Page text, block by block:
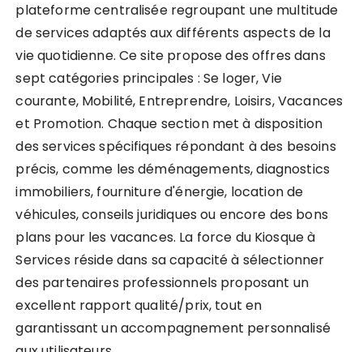
plateforme centralisée regroupant une multitude
de services adaptés aux différents aspects de la
vie quotidienne. Ce site propose des offres dans
sept catégories principales : Se loger, Vie
courante, Mobilité, Entreprendre, Loisirs, Vacances
et Promotion. Chaque section met à disposition
des services spécifiques répondant à des besoins
précis, comme les déménagements, diagnostics
immobiliers, fourniture d'énergie, location de
véhicules, conseils juridiques ou encore des bons
plans pour les vacances. La force du Kiosque à
Services réside dans sa capacité à sélectionner
des partenaires professionnels proposant un
excellent rapport qualité/prix, tout en
garantissant un accompagnement personnalisé